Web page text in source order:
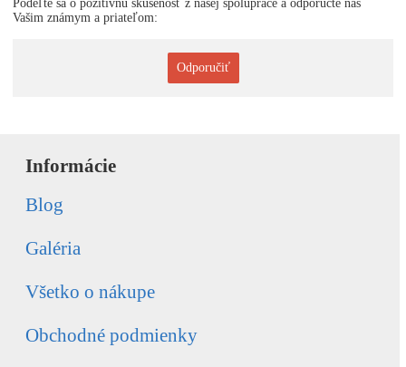
Podeľte sa o pozitívnu skúsenosť z našej spolupráce a odporučte nás
Vašim známym a priateľom:
Odporučiť
Informácie
Blog
Galéria
Všetko o nákupe
Obchodné podmienky